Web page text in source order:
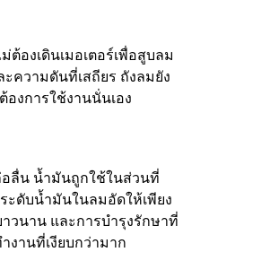
องเดินเมอเตอร์เพื่อสูบลม
ความดันที่เสถียร ถังลมยัง
งการใช้งานนั่นเอง
อลื่น น้ำมันถูกใช้ในส่วนที่
ะดับน้ำมันในลมอัดให้เพียง
วนาน และการบำรุงรักษาที่
งานที่เงียบกว่ามาก